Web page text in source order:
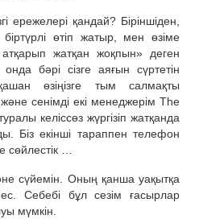
ережелері қандай? Біріншіден,
өтіп жатыр, мен өзіме
жатқан жоқпын» деген
бәрі сізге аяғын сүртетін
өзіңізге тым салмақты
сенімді екі менеджерім The
келіссөз жүргізіп жатқанда
Біз екінші тараппен телефон
сөйлестік …
сүйемін. Оның қанша уақытқа
Себебі бұл сезім ғасырлар
мүмкін.